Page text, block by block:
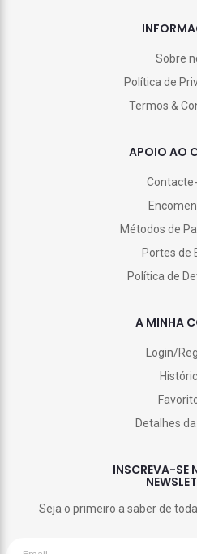
Sobre
Política de
Termos &
APOIO AO
Métodos de
Portes de
Política de
A MINHA
Login/
Detalhes
INSCREVA-SE
Seja o primeiro a saber de